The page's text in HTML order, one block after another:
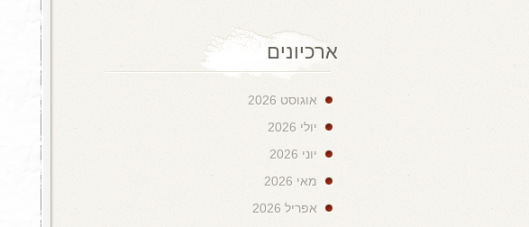
ארכיונים
אוגוסט 2026
יולי 2026
יוני 2026
מאי 2026
אפריל 2026